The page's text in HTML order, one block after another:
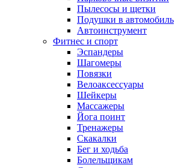
Пылесосы и щетки
Подушки в автомобиль
Автоинструмент
Фитнес и спорт
Эспандеры
Шагомеры
Повязки
Велоаксессуары
Шейкеры
Массажеры
Йога поинт
Тренажеры
Скакалки
Бег и ходьба
Болельщикам